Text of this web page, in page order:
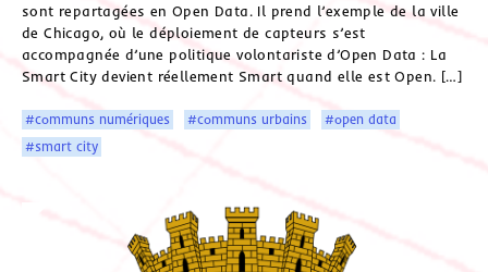
sont repartagées en Open Data. Il prend l’exemple de la ville
de Chicago, où le déploiement de capteurs s’est
accompagnée d’une politique volontariste d’Open Data : La
Smart City devient réellement Smart quand elle est Open. […]
#communs numériques #communs urbains
#open data
#smart city